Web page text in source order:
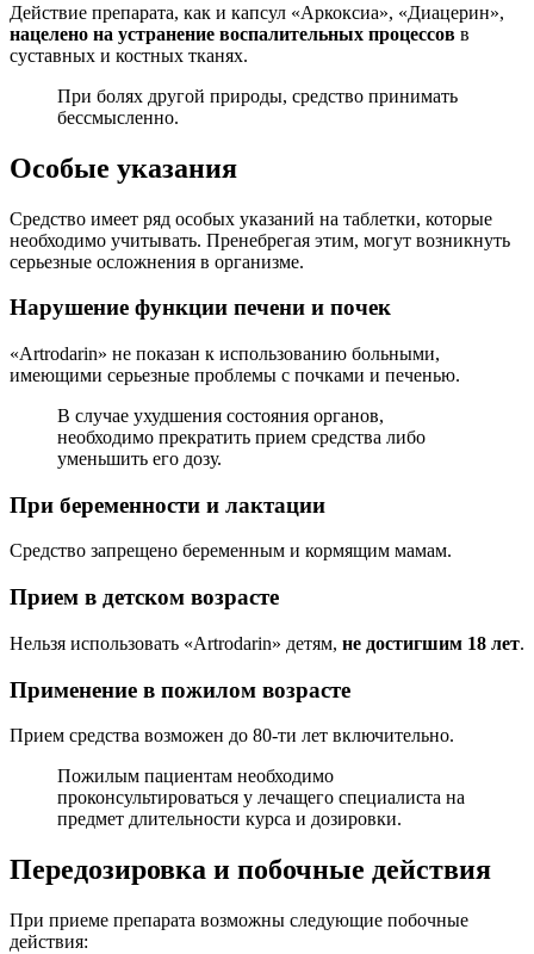
Действие препарата, как и капсул «Аркоксиа», «Диацерин»,
нацелено на устранение воспалительных процессов в
суставных и костных тканях.
При болях другой природы, средство принимать
бессмысленно.
Особые указания
Средство имеет ряд особых указаний на таблетки, которые
необходимо учитывать. Пренебрегая этим, могут возникнуть
серьезные осложнения в организме.
Нарушение функции печени и почек
«Artrodarin» не показан к использованию больными,
имеющими серьезные проблемы с почками и печенью.
В случае ухудшения состояния органов,
необходимо прекратить прием средства либо
уменьшить его дозу.
При беременности и лактации
Средство запрещено беременным и кормящим мамам.
Прием в детском возрасте
Нельзя использовать «Artrodarin» детям, не достигшим 18 лет.
Применение в пожилом возрасте
Прием средства возможен до 80-ти лет включительно.
Пожилым пациентам необходимо
проконсультироваться у лечащего специалиста на
предмет длительности курса и дозировки.
Передозировка и побочные действия
При приеме препарата возможны следующие побочные
действия: